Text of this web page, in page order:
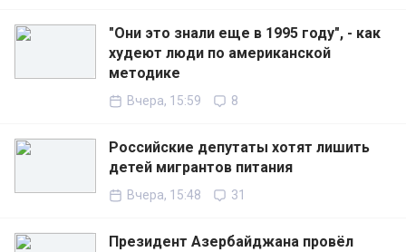
"Они это знали еще в 1995 году", - как
худеют люди по американской
методике
Вчера, 15:59 8
Российские депутаты хотят лишить
детей мигрантов питания
Вчера, 15:48 31
Президент Азербайджана провёл